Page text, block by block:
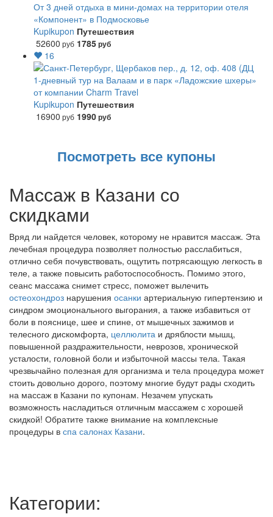
От 3 дней отдыха в мини-домах на территории отеля
«Компонент» в Подмосковье
Kupikupon Путешествия
52600 руб 1785руб
16
1-дневный тур на Валаам и в парк «Ладожские шхеры»
от компании Charm Travel
Kupikupon Путешествия
16900 руб 1990руб
Посмотреть все купоны
Массаж в Казани со
скидками
Вряд ли найдется человек, которому не нравится массаж. Эта
лечебная процедура позволяет полностью расслабиться,
отлично себя почувствовать, ощутить потрясающую легкость в
теле, а также повысить работоспособность. Помимо этого,
сеанс массажа снимет стресс, поможет вылечить
остеохондроз нарушения осанки артериальную гипертензию и
синдром эмоционального выгорания, а также избавиться от
боли в пояснице, шее и спине, от мышечных зажимов и
телесного дискомфорта, целлюлита и дряблости мышц,
повышенной раздражительности, неврозов, хронической
усталости, головной боли и избыточной массы тела. Такая
чрезвычайно полезная для организма и тела процедура может
стоить довольно дорого, поэтому многие будут рады сходить
на массаж в Казани по купонам. Незачем упускать
возможность насладиться отличным массажем с хорошей
скидкой! Обратите также внимание на комплексные
процедуры в спа салонах Казани.
Категории: